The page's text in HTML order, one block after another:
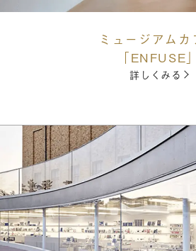
ミュージアムカ
「ENFUSE」
詳しくみる